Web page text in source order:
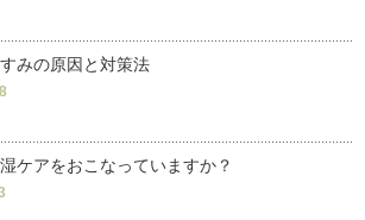
みの原因と対策法
ケアをおこなっていますか？